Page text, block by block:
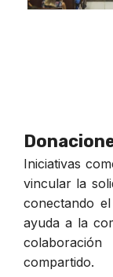
Iniciativas
vincular la
conectando
ayuda a la
compartido.